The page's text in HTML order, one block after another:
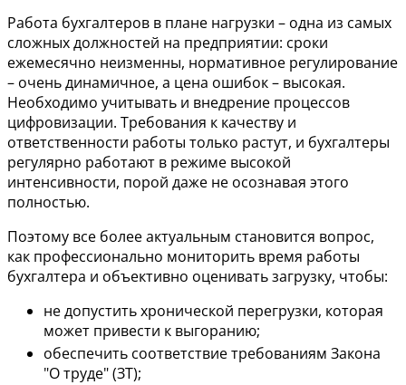
Работа бухгалтеров в плане нагрузки – одна из самых
сложных должностей на предприятии: сроки
ежемесячно неизменны, нормативное регулирование
– очень динамичное, а цена ошибок – высокая.
Необходимо учитывать и внедрение процессов
цифровизации. Требования к качеству и
ответственности работы только растут, и бухгалтеры
регулярно работают в режиме высокой
интенсивности, порой даже не осознавая этого
полностью.
Поэтому все более актуальным становится вопрос,
как профессионально мониторить время работы
бухгалтера и объективно оценивать загрузку, чтобы:
не допустить хронической перегрузки, которая
может привести к выгоранию;
обеспечить соответствие требованиям Закона
"О труде" (ЗТ);